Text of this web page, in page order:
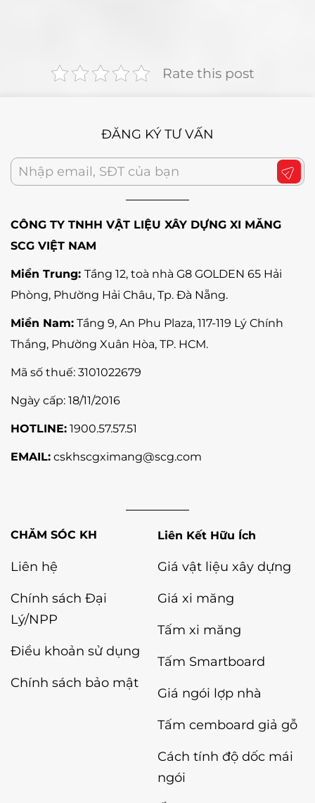
Rate this post
ĐĂNG KÝ TƯ VẤN
CÔNG TY TNHH VẬT LIỆU XÂY DỰNG XI MĂNG
SCG VIỆT NAM
Miền Trung: Tầng 12, toà nhà G8 GOLDEN 65 Hải
Phòng, Phường Hải Châu, Tp. Đà Nẵng.
Miền Nam: Tầng 9, An Phu Plaza, 117-119 Lý Chính
Thắng, Phường Xuân Hòa, TP. HCM.
Mã số thuế: 3101022679
Ngày cấp: 18/11/2016
HOTLINE: 1900.57.57.51
EMAIL: cskhscgximang@scg.com
Liên hệ
Chính sách Đại
Lý/NPP
Điều khoản sử dụng
Chính sách bảo mật
Liên Kết Hữu Ích
Giá vật liệu xây dựng
Giá xi măng
Tấm xi măng
Tấm Smartboard
Giá ngói lợp nhà
Tấm cemboard giả gỗ
Cách tính độ dốc mái
ngói